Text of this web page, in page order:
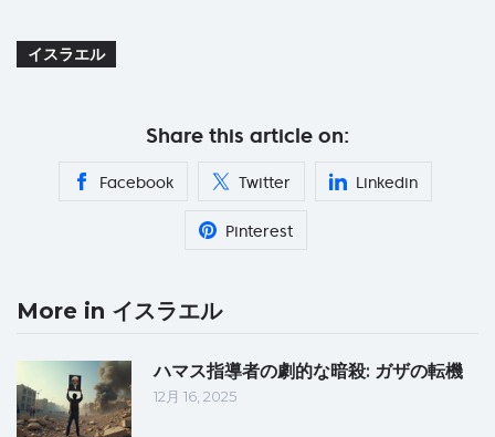
イスラエル
Share this article on:
Facebook Twitter Linkedin
Pinterest
More in イスラエル
ハマス指導者の劇的な暗殺: ガザの転機
12月 16, 2025